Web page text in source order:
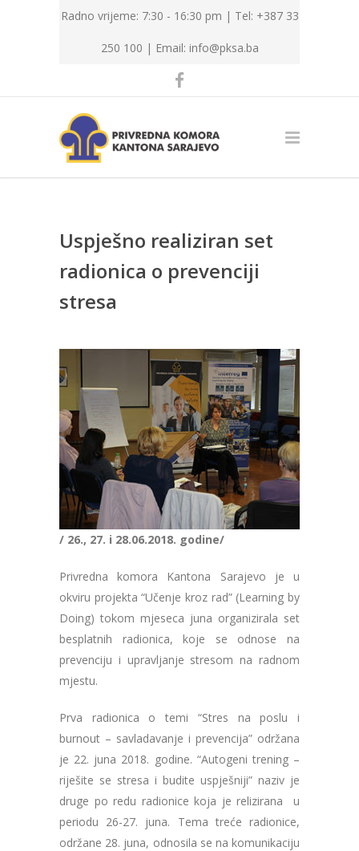
Radno vrijeme: 7:30 - 16:30 pm | Tel: +387 33
250 100 | Email: info@pksa.ba
Uspješno realiziran set
radionica o prevenciji
stresa
/ 26., 27. i 28.06.2018. godine/
Privredna komora Kantona Sarajevo je u
okviru projekta “Učenje kroz rad” (Learning by
Doing) tokom mjeseca juna organizirala set
besplatnih radionica, koje se odnose na
prevenciju i upravljanje stresom na radnom
mjestu.
Prva radionica o temi “Stres na poslu i
burnout – savladavanje i prevencija” održana
je 22. juna 2018. godine. “Autogeni trening –
riješite se stresa i budite uspješniji” naziv je
druge po redu radionice koja je relizirana u
periodu 26-27. juna. Tema treće radionice,
održane 28. juna, odnosila se na komunikaciju